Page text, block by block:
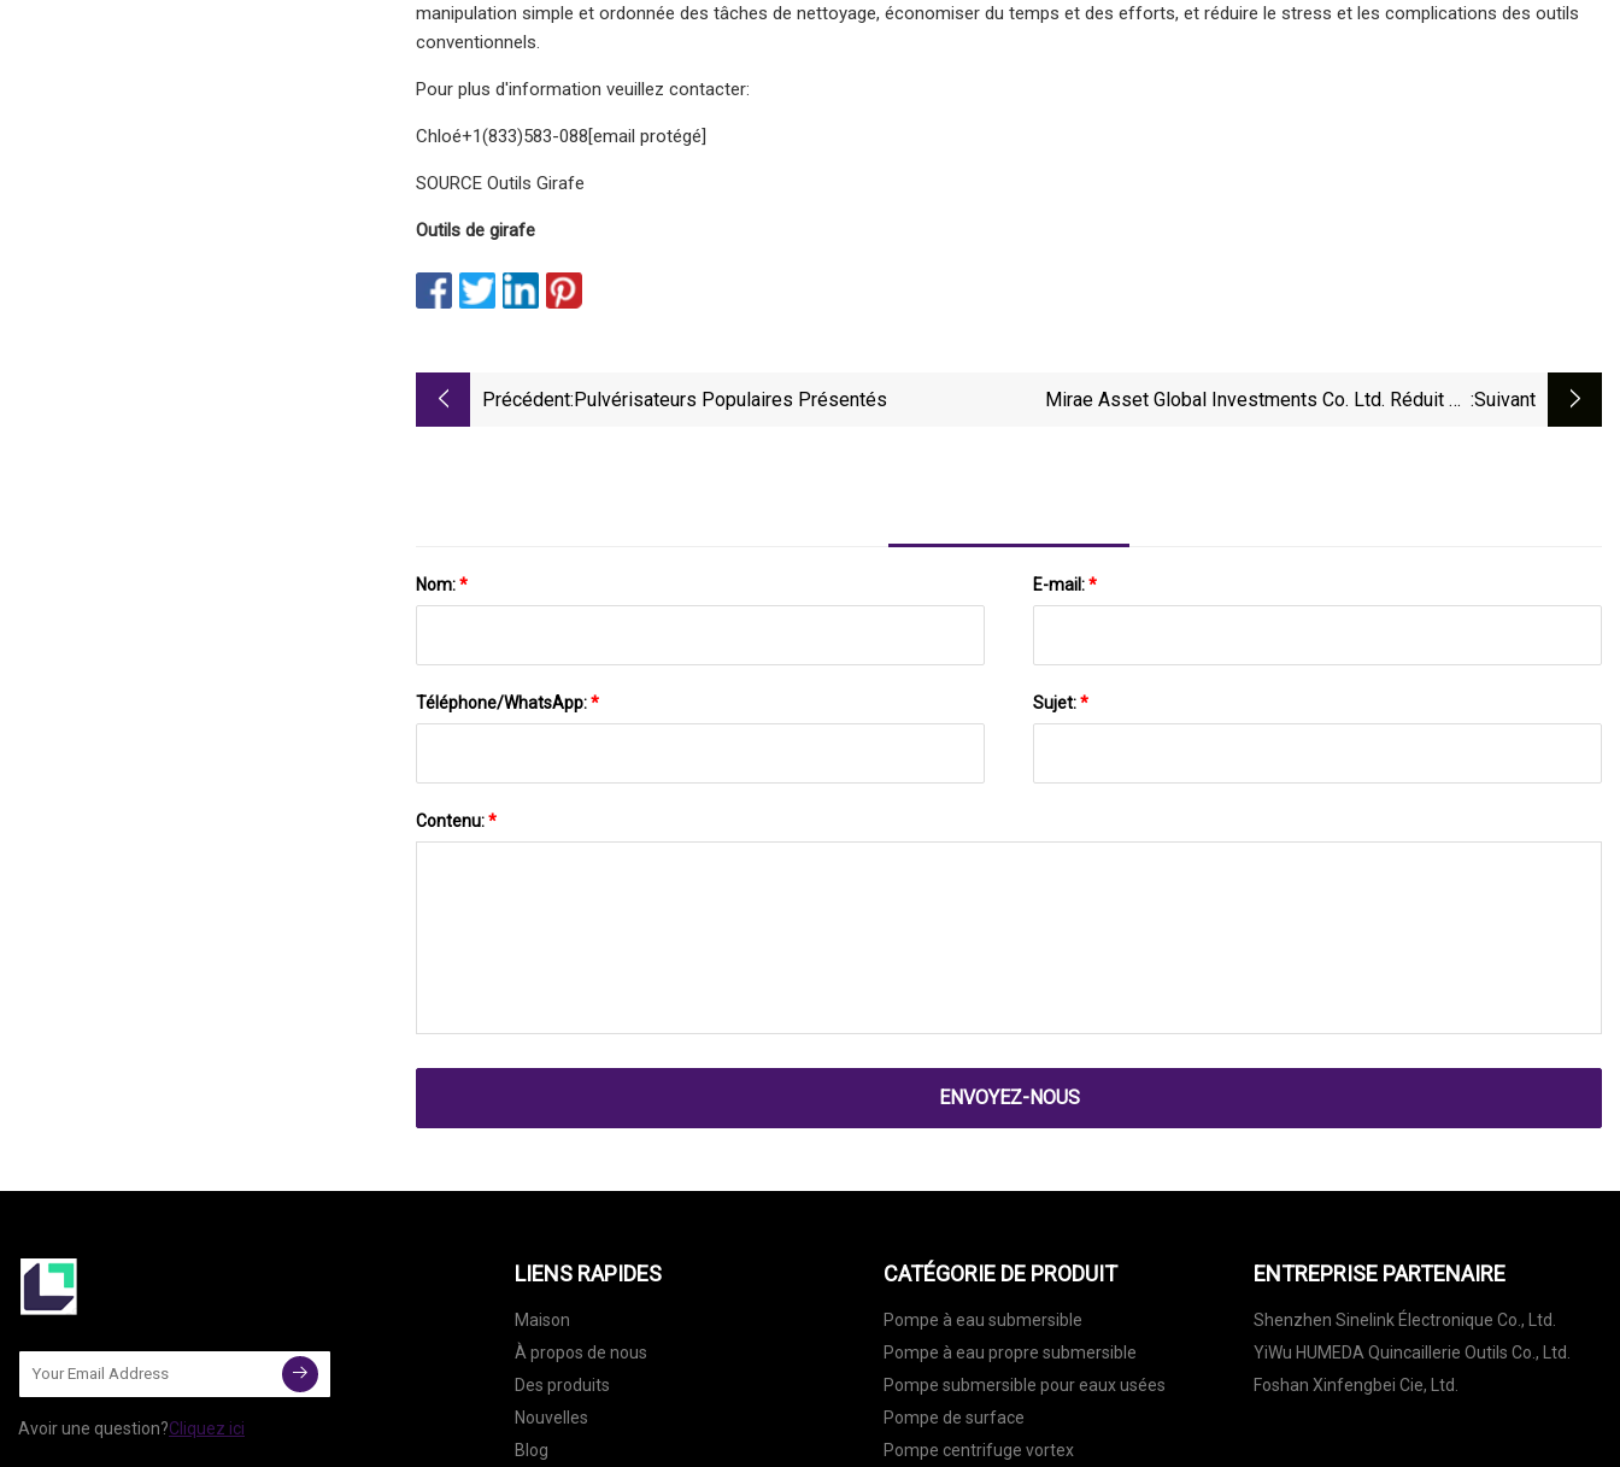
manipulation simple et ordonnée des tâches de nettoyage, économiser du temps et des efforts, et réduire le stress et les complications des outils
conventionnels.
Pour plus d'information veuillez contacter:
Chloé+1(833)583-088[email protégé]
SOURCE Outils Girafe
Outils de girafe
Précédent:Pulvérisateurs Populaires Présentés
Mirae Asset Global Investments Co. Ltd. Réduit Sa :suivant
Nom:* E-mail:*
Téléphone/WhatsApp:* Sujet:*
Contenu:*
ENVOYEZ-NOUS
Avoir une question?Cliquez ici
LIENS RAPIDES
Maison
À propos de nous
Des produits
Nouvelles
Blog
CATÉGORIE DE PRODUIT
Pompe à eau submersible
Pompe à eau propre submersible
Pompe submersible pour eaux usées
Pompe de surface
Pompe centrifuge vortex
ENTREPRISE PARTENAIRE
Shenzhen Sinelink Électronique Co., Ltd.
YiWu HUMEDA Quincaillerie Outils Co., Ltd.
Foshan Xinfengbei Cie, Ltd.